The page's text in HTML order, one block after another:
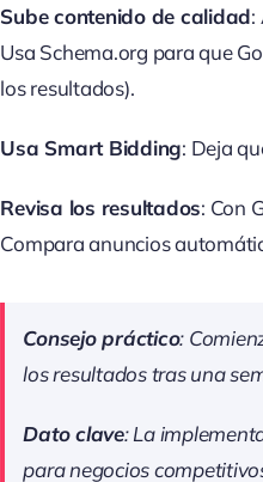
Sube contenido de calidad:
Usa Schema.org para que
los resultados).
Usa Smart Bidding: Deja
Revisa los resultados: Con
Compara anuncios
Consejo práctico:
los resultados tras una
Dato clave: La
para negocios